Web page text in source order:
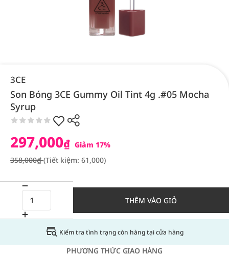
3CE
Son Bóng 3CE Gummy Oil Tint 4g .#05 Mocha
Syrup
297,000₫ Giảm 17%
358,000₫(Tiết kiệm: 61,000)
THÊM VÀO GIỎ
Kiểm tra tình trạng còn hàng tại cửa hàng
PHƯƠNG THỨC GIAO HÀNG